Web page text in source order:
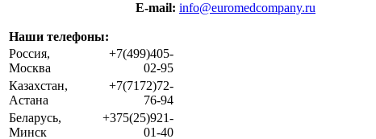
E-mail: info@euromedcompany.ru
Наши телефоны:
Россия,
Москва
+7(499)405-
02-95
Казахстан,
Астана
+7(7172)72-
76-94
Беларусь,
Минск
+375(25)921-
01-40